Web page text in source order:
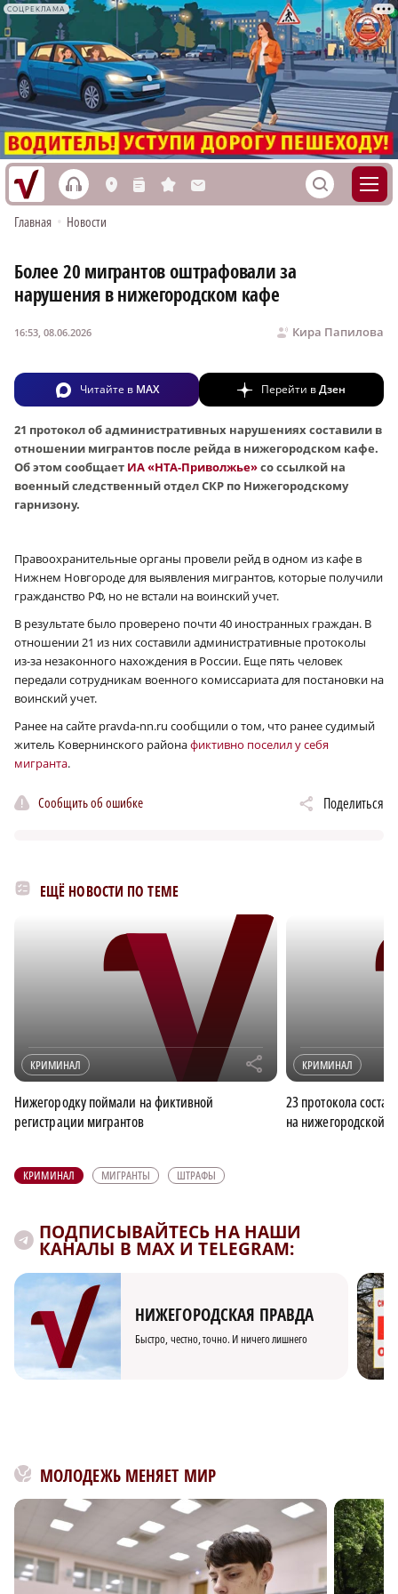
СОЦРЕКЛАМА
h L n s M S
Главная • Новости
Более 20 мигрантов оштрафовали за
нарушения в нижегородском кафе
Кира Папилова
16:53, 08.06.2026
Читайте в MAX Перейти вДзен
21 протокол об административных нарушениях составили в
отношении мигрантов после рейда в нижегородском кафе.
Об этом сообщает ИА «НТА-Приволжье»со ссылкой на
военный следственный отдел СКР по Нижегородскому
гарнизону.
Правоохранительные органы провели рейд в одном из кафе в
Нижнем Новгороде для выявления мигрантов, которые получили
гражданство РФ, но не встали на воинский учет.
В результате было проверено почти 40 иностранных граждан. В
отношении 21 из них составили административные протоколы
из-за незаконного нахождения в России. Еще пять человек
передали сотрудникам военного комиссариата для постановки на
воинский учет.
Ранее на сайте pravda-nn.ru сообщили о том, что ранее судимый
житель Ковернинского районафиктивно поселил у себя
мигранта.
Сообщить об ошибке Поделиться
ЕЩЁ НОВОСТИ ПО ТЕМЕ
КРИМИНАЛ r
Нижегородку поймали на фиктивной
регистрации мигрантов
КРИМИНАЛ
23 протокола
на нижегородской
КРИМИНАЛ МИГРАНТЫ ШТРАФЫ
ПОДПИСЫВАЙТЕСЬ НА НАШИ
КАНАЛЫ В MAX И TELEGRAM:
НИЖЕГОРОДСКАЯ ПРАВДА
Быстро, честно, точно. И ничего лишнего
МОЛОДЕЖЬ МЕНЯЕТ МИР